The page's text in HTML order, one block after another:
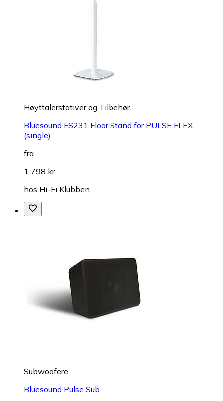
Høyttalerstativer og Tilbehør
Bluesound FS231 Floor Stand for PULSE FLEX
(single)
fra
1 798 kr
hos Hi-Fi Klubben
Subwoofere
Bluesound Pulse Sub